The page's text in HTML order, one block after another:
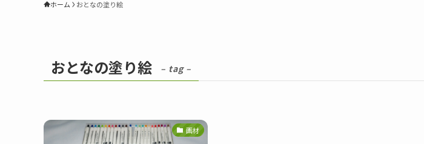
ホーム おとなの塗り絵
おとなの塗り絵 – tag –
画材